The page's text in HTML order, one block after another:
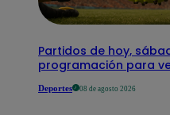
Partidos de hoy,
programación para
Deportes 08 de agosto 2026